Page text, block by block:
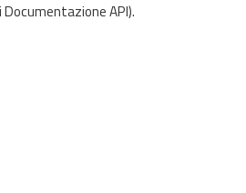
Documentazione API).